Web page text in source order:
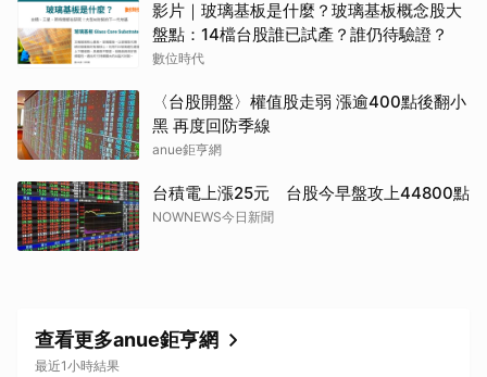
影片｜玻璃基板是什麼？玻璃基板概念股大
盤點：14檔台股誰已試產？誰仍待驗證？
數位時代
〈台股開盤〉權值股走弱 漲逾400點後翻小
黑 再度回防季線
anue鉅亨網
台積電上漲25元 台股今早盤攻上44800點
NOWNEWS今日新聞
查看更多anue鉅亨網
最近1小時結果